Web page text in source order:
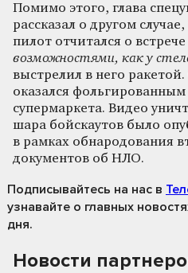
Помимо этого, глава
рассказал о другом
пилот отчитался о
возможностями, как у
выстрелил в него
оказался
супермаркета. Видео
шара бойскаутов было
в рамках обнародования
документов об НЛО.
Подписывайтесь на нас в
узнавайте о главных
дня.
Новости